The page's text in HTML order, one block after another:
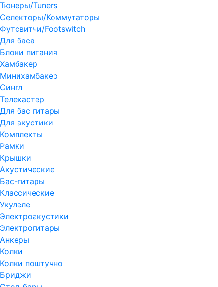
Тюнеры/Tuners
Селекторы/Коммутаторы
Футсвитчи/Footswitch
Для баса
Блоки питания
Хамбакер
Минихамбакер
Сингл
Телекастер
Для бас гитары
Для акустики
Комплекты
Рамки
Крышки
Акустические
Бас-гитары
Классические
Укулеле
Электроакустики
Электрогитары
Анкеры
Колки
Колки поштучно
Бриджи